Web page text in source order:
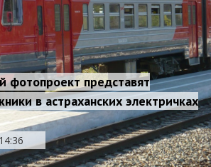
фотопроект представят
в астраханских электричках